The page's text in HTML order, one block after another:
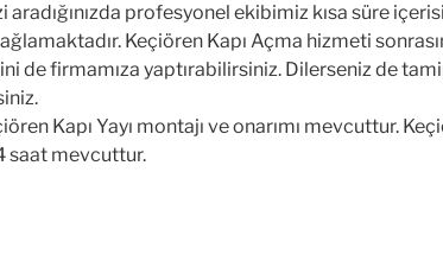
profesyonel ekibimiz kısa süre
Keçiören Kapı Açma hizmeti
de firmamıza yaptırabilirsiniz. Dilerseniz de
Kapı Yayı montajı ve onarımı mevcuttur.
saat mevcuttur.